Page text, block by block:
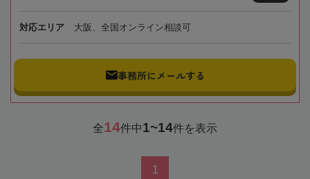
対応エリア 大阪、全国オンライン相談可
事務所にメールする
全14件中1~14件を表示
1